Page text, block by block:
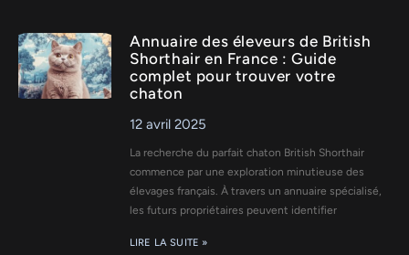
Annuaire des éleveurs de British
Shorthair en France : Guide
complet pour trouver votre
chaton
12 avril 2025
La recherche du parfait chaton British Shorthair
commence par une exploration minutieuse des
élevages français. À travers un annuaire spécialisé,
les futurs propriétaires peuvent identifier
LIRE LA SUITE »